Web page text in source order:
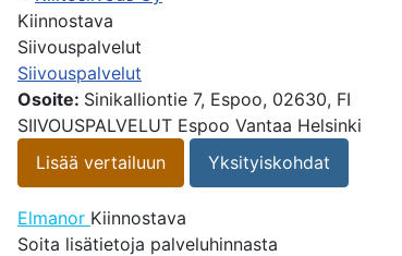
Kiinnostava
Siivouspalvelut
Siivouspalvelut
Osoite: Sinikalliontie 7, Espoo, 02630, FI
SIIVOUSPALVELUT Espoo Vantaa Helsinki
Lisää vertailuun
Yksityiskohdat
Elmanor Kiinnostava
Soita lisätietoja palveluhinnasta